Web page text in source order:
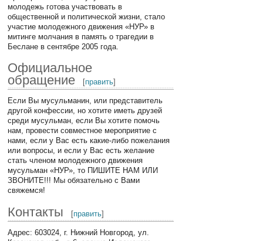
молодежь готова участвовать в
общественной и политической жизни, стало
участие молодежного движения «НУР» в
митинге молчания в память о трагедии в
Беслане в сентябре 2005 года.
Официальное
обращение
[править]
Если Вы мусульманин, или представитель
другой конфессии, но хотите иметь друзей
среди мусульман, если Вы хотите помочь
нам, провести совместное мероприятие с
нами, если у Вас есть какие-либо пожелания
или вопросы, и если у Вас есть желание
стать членом молодежного движения
мусульман «НУР», то ПИШИТЕ НАМ ИЛИ
ЗВОНИТЕ!!! Мы обязательно с Вами
свяжемся!
Контакты [править]
Адрес: 603024, г. Нижний Новгород, ул.